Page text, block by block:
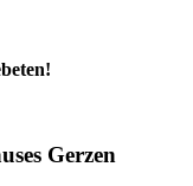
Gerzen